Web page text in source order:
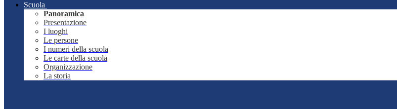
Scuola
Panoramica
Presentazione
I luoghi
Le persone
I numeri della scuola
Le carte della scuola
Organizzazione
La storia